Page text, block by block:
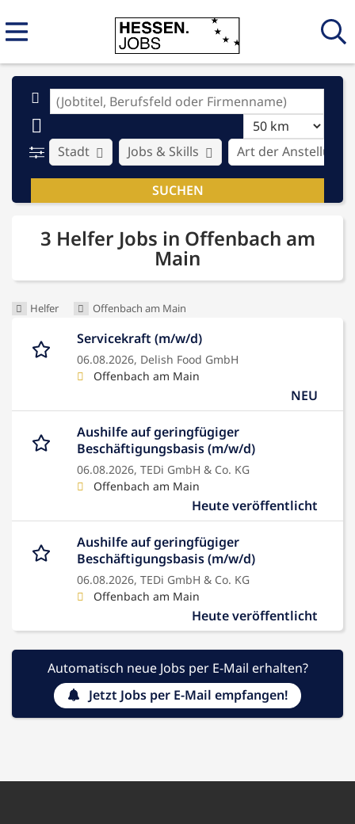
Stadt Art der Anstellung
Jobs & Skills
3 Helfer Jobs in Offenbach am
Main
Helfer Offenbach am Main
Servicekraft (m/w/d)
06.08.2026, Delish Food GmbH
Offenbach am Main
NEU
Aushilfe auf geringfügiger
Beschäftigungsbasis (m/w/d)
06.08.2026, TEDi GmbH & Co. KG
Offenbach am Main
Heute veröffentlicht
Aushilfe auf geringfügiger
Beschäftigungsbasis (m/w/d)
06.08.2026, TEDi GmbH & Co. KG
Offenbach am Main
Heute veröffentlicht
Automatisch neue Jobs per E-Mail erhalten?
Jetzt Jobs per E-Mail empfangen!